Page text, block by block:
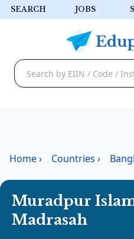
SEARCH JOBS
Home› Countries ›
Muradpur
Madrasah